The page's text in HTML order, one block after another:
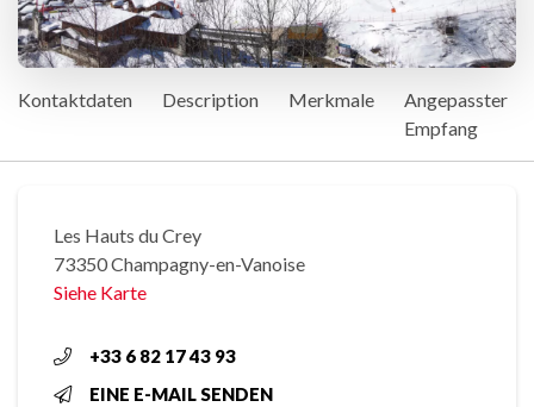
Kontaktdaten Description Merkmale
Angepasster
Empfang
Les Hauts du Crey
73350 Champagny-en-Vanoise
Siehe Karte
+33 6 82 17 43 93
EINE E-MAIL SENDEN